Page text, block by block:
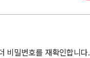
비밀번호를 재확인합니다.